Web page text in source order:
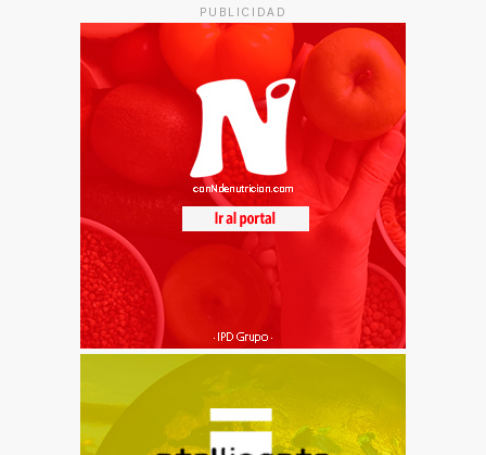
PUBLICIDAD